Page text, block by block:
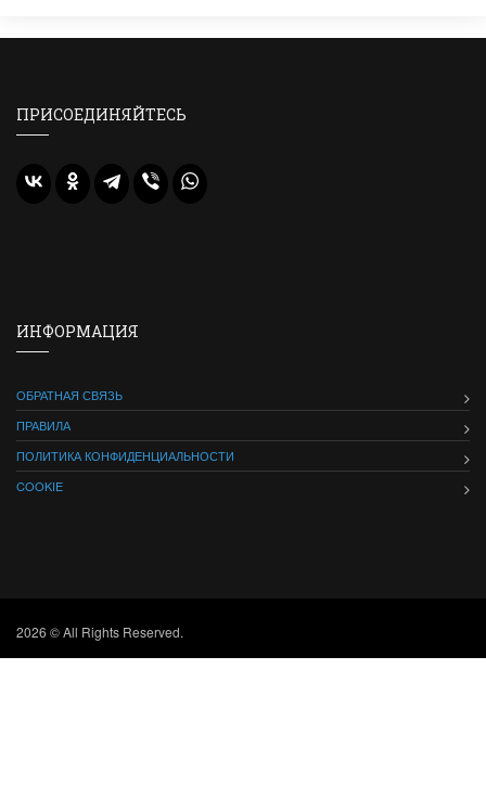
ПРИСОЕДИНЯЙТЕСЬ
ИНФОРМАЦИЯ
ОБРАТНАЯ СВЯЗЬ
ПРАВИЛА
ПОЛИТИКА КОНФИДЕНЦИАЛЬНОСТИ
COOKIE
2026 © All Rights Reserved.